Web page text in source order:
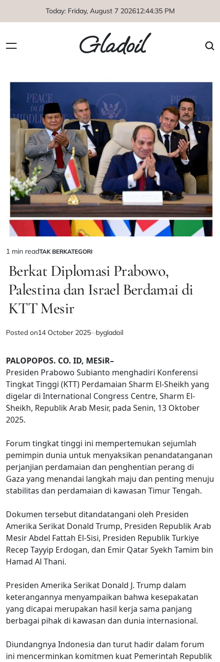
Today: Friday, August 7 202612:44:35 PM
Gladoil
Estimated
read
time
1 min readPOSTED
TAK BERKATEGORI
Berkat Diplomasi Prabowo,
Palestina dan Israel Berdamai di
KTT Mesir
Posted on14 October 2025 bygladoil
PALOPOPOS. CO. ID, MESiR–
Presiden Prabowo Subianto menghadiri Konferensi
Tingkat Tinggi (KTT) Perdamaian Sharm El-Sheikh yang
digelar di International Congress Centre, Sharm El-
Sheikh, Republik Arab Mesir, pada Senin, 13 Oktober
2025.
Forum tingkat tinggi ini mempertemukan sejumlah
pemimpin dunia untuk menyaksikan penandatanganan
perjanjian perdamaian dan penghentian perang di
Gaza yang menandai langkah maju dan penting menuju
stabilitas dan perdamaian di kawasan Timur Tengah.
Dokumen tersebut ditandatangani oleh Presiden
Amerika Serikat Donald Trump, Presiden Republik Arab
Mesir Abdel Fattah El-Sisi, Presiden Republik Turkiye
Recep Tayyip Erdogan, dan Emir Qatar Syekh Tamim bin
Hamad Al Thani.
Presiden Amerika Serikat Donald J. Trump dalam
keterangannya menyampaikan bahwa kesepakatan
yang dicapai merupakan hasil kerja sama panjang
berbagai pihak di kawasan dan dunia internasional.
Diundangnya Indonesia dan turut hadir dalam forum
ini mencerminkan komitmen kuat Pemerintah Republik